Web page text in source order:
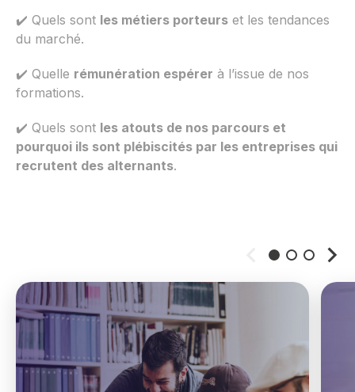
✔️​ Quels sont les métiers porteurs et les tendances
du marché.
✔️​ Quelle rémunération espérer à l’issue de nos
formations.
✔️​ Quels sont les atouts de nos parcours et
pourquoi ils sont plébiscités par les entreprises qui
recrutent des alternants.